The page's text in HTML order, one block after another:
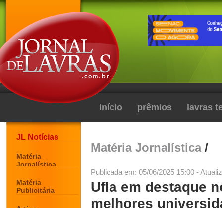
início prêmios lavras
JL Notícias
Matéria
Jornalística
Matéria
Publicitária
Matéria Jornalística/
Publicada em: 05/06/2025 15:00 -
Ufla em destaque
melhores